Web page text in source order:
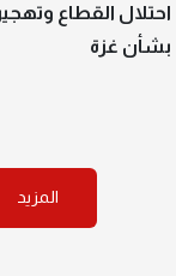
احتلال القطاع
بشأن غزة
المزيد